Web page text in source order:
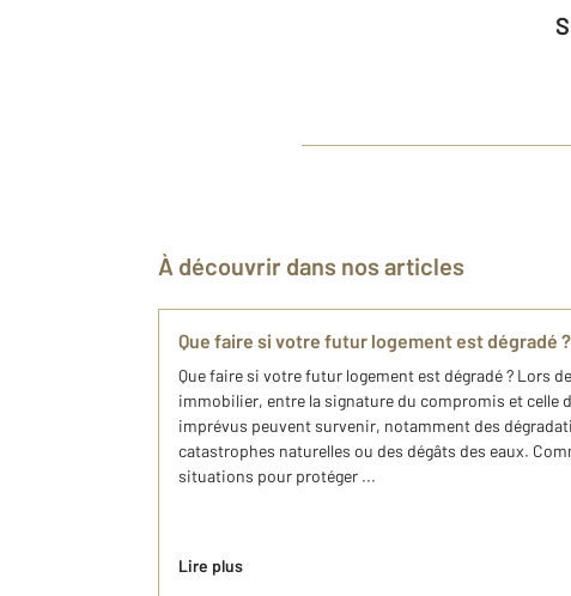
À découvrir dans nos articles
Que faire si votre futur logement est dégradé ?
Que faire si votre futur logement est dégradé ? Lors
immobilier, entre la signature du compromis et celle
imprévus peuvent survenir, notamment des
catastrophes naturelles ou des dégâts des eaux.
situations pour protéger ...
Lire plus